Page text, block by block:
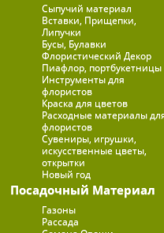
Сыпучий материал
Вставки, Прищепки,
Липучки
Бусы, Булавки
Флористический Декор
Пиафлор, портбукетницы
Инструменты для
флористов
Краска для цветов
Расходные материалы
флористов
Сувениры, игрушки,
искусственные цветы,
открытки
Новый год
Посадочный Материал
Газоны
Рассада